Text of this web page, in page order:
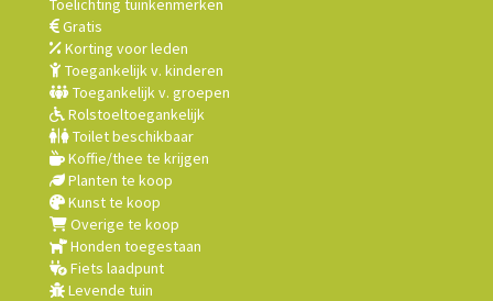
Toelichting tuinkenmerken
Gratis
Korting voor leden
Toegankelijk v. kinderen
Toegankelijk v. groepen
Rolstoeltoegankelijk
Toilet beschikbaar
Koffie/thee te krijgen
Planten te koop
Kunst te koop
Overige te koop
Honden toegestaan
Fiets laadpunt
Levende tuin